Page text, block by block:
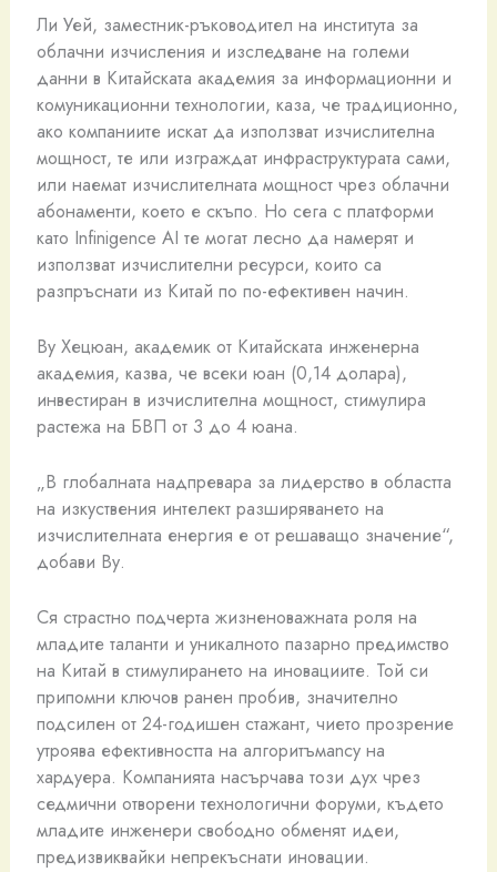
Ли Уей, заместник-ръководител на института за
облачни изчисления и изследване на големи
данни в Китайската академия за информационни и
комуникационни технологии, каза, че традиционно,
ако компаниите искат да използват изчислителна
мощност, те или изграждат инфраструктурата сами,
или наемат изчислителната мощност чрез облачни
абонаменти, което е скъпо. Но сега с платформи
като Infinigence AI те могат лесно да намерят и
използват изчислителни ресурси, които са
разпръснати из Китай по по-ефективен начин.
Ву Хецюан, академик от Китайската инженерна
академия, казва, че всеки юан (0,14 долара),
инвестиран в изчислителна мощност, стимулира
растежа на БВП от 3 до 4 юана.
„В глобалната надпревара за лидерство в областта
на изкуствения интелект разширяването на
изчислителната енергия е от решаващо значение“,
добави Ву.
Ся страстно подчерта жизненоважната роля на
младите таланти и уникалното пазарно предимство
на Китай в стимулирането на иновациите. Той си
припомни ключов ранен пробив, значително
подсилен от 24-годишен стажант, чието прозрение
утроява ефективността на алгоритъмаncy на
хардуера. Компанията насърчава този дух чрез
седмични отворени технологични форуми, където
младите инженери свободно обменят идеи,
предизвиквайки непрекъснати иновации.